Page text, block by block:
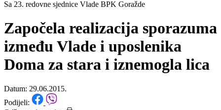
Sa 23. redovne sjednice Vlade BPK Goražde
Započela realizacija sporazuma
između Vlade i uposlenika
Doma za stara i iznemogla lica